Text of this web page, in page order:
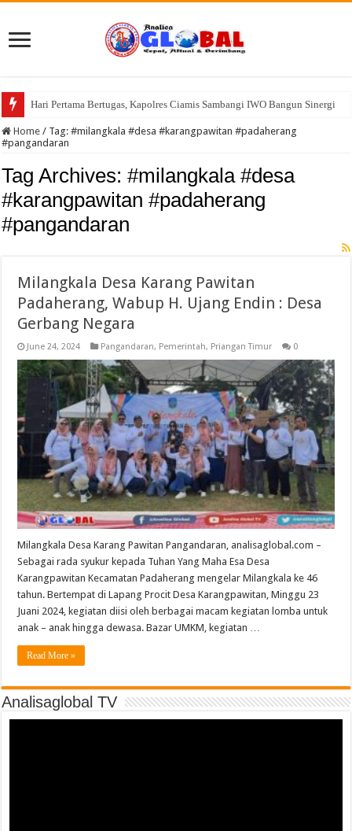
Hari Pertama Bertugas, Kapolres Ciamis Sambangi IWO Bangun Sinergi
Home / Tag:#milangkala #desa #karangpawitan #padaherang
#pangandaran
Tag Archives:#milangkala #desa
#karangpawitan #padaherang
#pangandaran
Milangkala Desa Karang Pawitan
Padaherang, Wabup H. Ujang Endin : Desa
Gerbang Negara
June 24, 2024 Pangandaran, Pemerintah, Priangan Timur 0
Milangkala Desa Karang Pawitan Pangandaran, analisaglobal.com –
Sebagai rada syukur kepada Tuhan Yang Maha Esa Desa
Karangpawitan Kecamatan Padaherang mengelar Milangkala ke 46
tahun. Bertempat di Lapang Procit Desa Karangpawitan, Minggu 23
Juani 2024, kegiatan diisi oleh berbagai macam kegiatan lomba untuk
anak – anak hingga dewasa. Bazar UMKM, kegiatan …
Read More »
Analisaglobal TV